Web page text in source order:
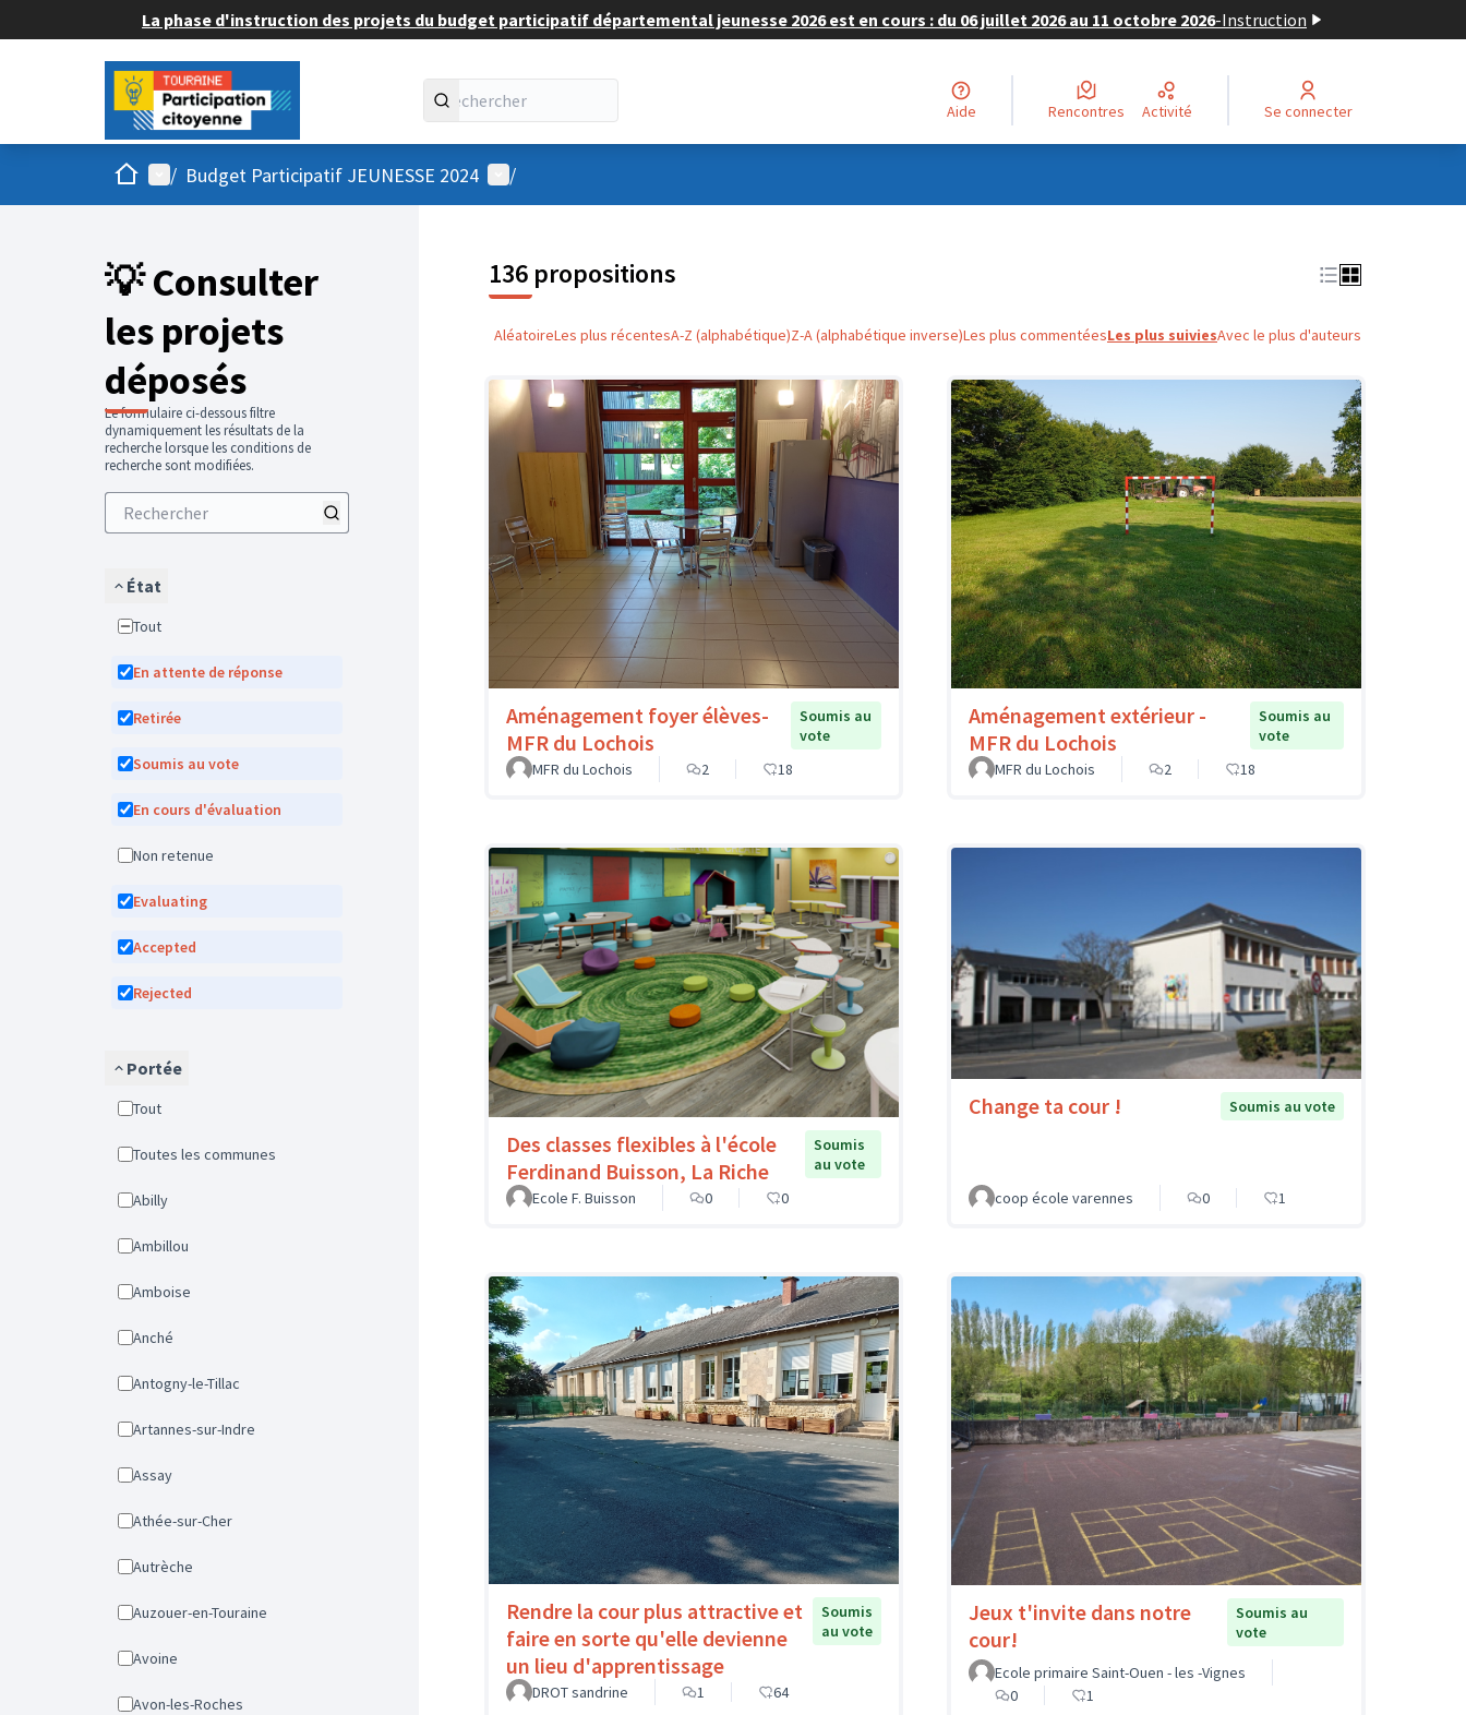
La phase d'instruction des projets du budget participatif départemental jeunesse 2026 est en cours : du 06 juillet 2026 au 11 octobre 2026-Instruction
Aide Rencontres Activité Se connecter
AccueilMenu principal
/ Budget Participatif JEUNESSE 2024 Menu utilisateur
/
💡 Consulter
les projets
déposés
Le formulaire ci-dessous filtre
dynamiquement les résultats de la
recherche lorsque les conditions de
recherche sont modifiées.
État
Tout
En attente de réponse
Retirée
Soumis au vote
En cours d'évaluation
Non retenue
Evaluating
Accepted
Rejected
Portée
Tout
Toutes les communes
Abilly
Ambillou
Amboise
Anché
Antogny-le-Tillac
Artannes-sur-Indre
Assay
Athée-sur-Cher
Autrèche
Auzouer-en-Touraine
Avoine
Avon-les-Roches
136 propositions
AléatoireLes plus récentesA-Z (alphabétique)Z-A (alphabétique inverse)Les plus commentéesLes plus suiviesAvec le plus d'auteurs
Aménagement foyer élèves-
MFR du Lochois
Soumis au
vote
MFR du Lochois
2 18
Aménagement extérieur -
MFR du Lochois
Soumis au
vote
MFR du Lochois
2 18
Des classes flexibles à l'école
Ferdinand Buisson, La Riche
Soumis
au vote
Ecole F. Buisson
0 0
Change ta cour ! Soumis au vote
coop école varennes 0 1
Rendre la cour plus attractive et
faire en sorte qu'elle devienne
un lieu d'apprentissage
Soumis
au vote
DROT sandrine 1 64
Jeux t'invite dans notre
cour!
Soumis au
vote
Ecole primaire Saint-Ouen - les -Vignes
0
1